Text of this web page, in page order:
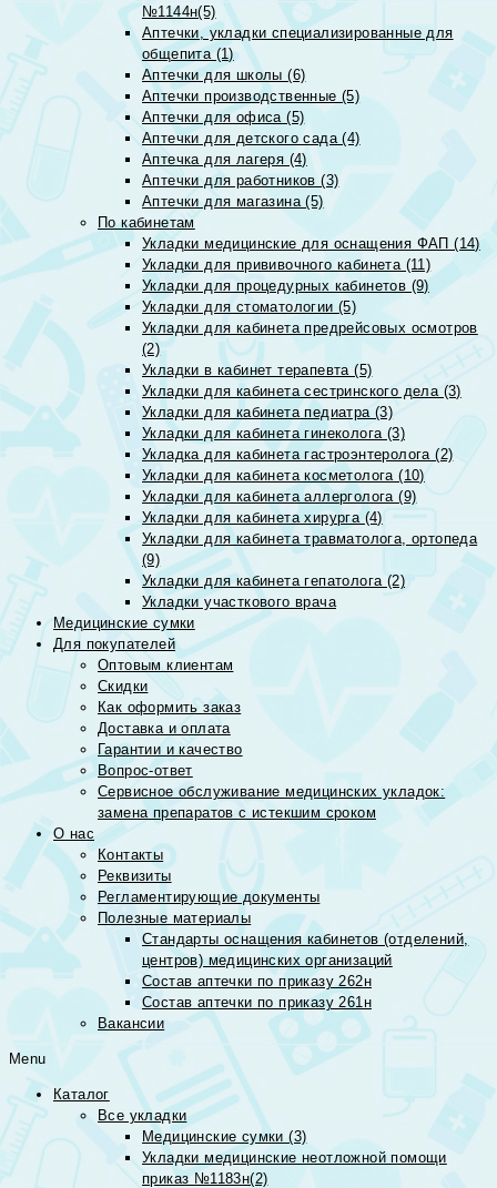
№1144н(5)
Аптечки, укладки специализированные для
общепита (1)
Аптечки для школы (6)
Аптечки производственные (5)
Аптечки для офиса (5)
Аптечки для детского сада (4)
Аптечка для лагеря (4)
Аптечки для работников (3)
Аптечки для магазина (5)
По кабинетам
Укладки медицинские для оснащения ФАП (14)
Укладки для прививочного кабинета (11)
Укладки для процедурных кабинетов (9)
Укладки для стоматологии (5)
Укладки для кабинета предрейсовых осмотров
(2)
Укладки в кабинет терапевта (5)
Укладки для кабинета сестринского дела (3)
Укладки для кабинета педиатра (3)
Укладки для кабинета гинеколога (3)
Укладка для кабинета гастроэнтеролога (2)
Укладки для кабинета косметолога (10)
Укладки для кабинета аллерголога (9)
Укладки для кабинета хирурга (4)
Укладки для кабинета травматолога, ортопеда
(9)
Укладки для кабинета гепатолога (2)
Укладки участкового врача
Медицинские сумки
Для покупателей
Оптовым клиентам
Скидки
Как оформить заказ
Доставка и оплата
Гарантии и качество
Вопрос-ответ
Сервисное обслуживание медицинских укладок:
замена препаратов с истекшим сроком
О нас
Контакты
Реквизиты
Регламентирующие документы
Полезные материалы
Стандарты оснащения кабинетов (отделений,
центров) медицинских организаций
Состав аптечки по приказу 262н
Состав аптечки по приказу 261н
Вакансии
Menu
Каталог
Все укладки
Медицинские сумки (3)
Укладки медицинские неотложной помощи
приказ №1183н(2)